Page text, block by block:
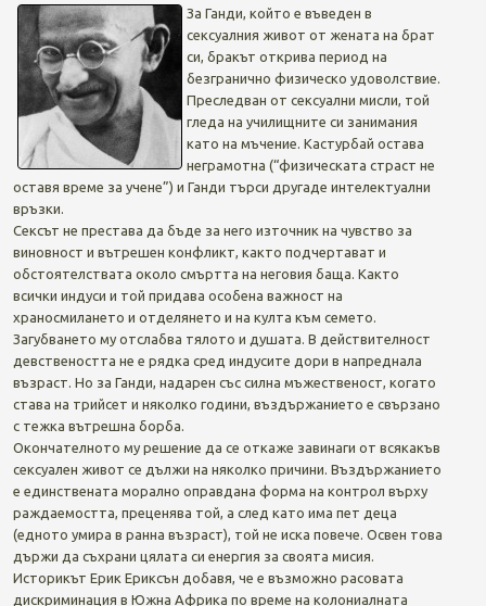
За Ганди, който е въведен в
сексуалния живот от жената на брат
си, бракът открива период на
безгранично физическо удоволствие.
Преследван от сексуални мисли, той
гледа на училищните си занимания
като на мъчение. Кастурбай остава
неграмотна (“физическата страст не
оставя време за учене”) и Ганди търси другаде интелектуални
връзки.
Сексът не престава да бъде за него източник на чувство за
виновност и вътрешен конфликт, както подчертават и
обстоятелствата около смъртта на неговия баща. Както
всички индуси и той придава особена важност на
храносмилането и отделянето и на култа към семето.
Загубването му отслабва тялото и душата. В действителност
девствеността не е рядка сред индусите дори в напреднала
възраст. Но за Ганди, надарен със силна мъжественост, когато
става на трийсет и няколко години, въздържанието е свързано
с тежка вътрешна борба.
Окончателното му решение да се откаже завинаги от всякакъв
сексуален живот се дължи на няколко причини. Въздържанието
е единствената морално оправдана форма на контрол върху
раждаемостта, преценява той, а след като има пет деца
(едното умира в ранна възраст), той не иска повече. Освен това
държи да съхрани цялата си енергия за своята мисия.
Историкът Ерик Ериксън добавя, че е възможно расовата
дискриминация в Южна Африка по време на колониалната